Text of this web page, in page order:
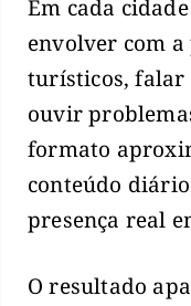
Em cada
envolver com
turísticos, falar
ouvir
formato
conteúdo
presença real
O resultado